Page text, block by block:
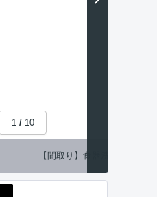
1/ 10
【間取り】食器洗浄機、浴